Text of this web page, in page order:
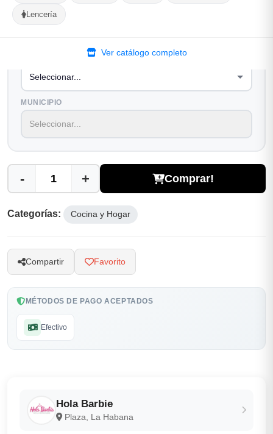
Lencería
Ver catálogo completo
1 Ubicacion
MUNICIPIO
- + Comprar!
Categorías: Cocina y Hogar
Compartir Favorito
MÉTODOS DE PAGO ACEPTADOS
Efectivo
Hola Barbie
Plaza, La Habana